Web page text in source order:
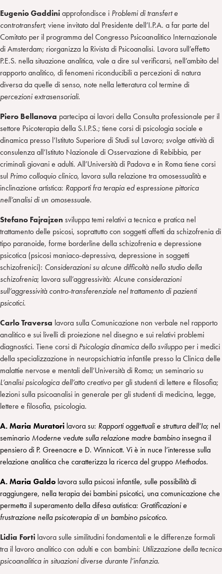
Eugenio Gaddini approfondisce i Problemi di transfert e
controtransfert; viene invitato dal Presidente dell’I.P.A. a far parte del
Comitato per il programma del Congresso Psicoanalitico Internazionale
di Amsterdam; riorganizza la Rivista di Psicoanalisi. Lavora sull’effetto
P.E.S. nella situazione analitica, vale a dire sul verificarsi, nell’ambito del
rapporto analitico, di fenomeni riconducibili a percezioni di natura
diversa da quelle di senso, note nella letteratura col termine di
percezioni extrasensoriali.
Piero Bellanova partecipa ai lavori della Consulta professionale per il
settore Psicoterapia della S.I.P.S.; tiene corsi di psicologia sociale e
dinamica presso l’Istituto Superiore di Studi sul Lavoro; svolge attività di
consulenza all’Istituto Nazionale di Osservazione di Rebibbia, per
criminali giovani e adulti. All’Università di Padova e in Roma tiene corsi
sul Primo colloquio clinico, lavora sulla relazione tra omosessualità e
inclinazione artistica: Rapporti fra terapia ed espressione pittorica
nell’analisi di un omosessuale.
Stefano Fajrajzen sviluppa temi relativi a tecnica e pratica nel
trattamento delle psicosi, soprattutto con soggetti affetti da schizofrenia di
tipo paranoide, forme borderline della schizofrenia e depressione
psicotica (psicosi maniaco-depressiva, depressione in soggetti
schizofrenici): Considerazioni su alcune difficoltà nello studio della
schizofrenia; lavora sull’aggressività: Alcune considerazioni
sull’aggressività contro-transferenziale nel trattamento di pazienti
psicotici.
Carlo Traversa lavora sulla Comunicazione non verbale nel rapporto
analitico e sui livelli di proiezione nel disegno e sui relativi problemi
diagnostici. Tiene corsi di Psicologia dinamica dello sviluppoper i medici
della specializzazione in neuropsichiatria infantile presso la Clinica delle
malattie nervose e mentali dell’Università di Roma; un seminario su
L’analisi psicologica dell’atto creativoper gli studenti di lettere e filosofia;
lezioni sulla psicoanalisi in generale per gli studenti di medicina, legge,
lettere e filosofia, psicologia.
A. Maria Muratori lavora su: Rapporti oggettuali e struttura dell’Io; nel
seminario Moderne vedute sulla relazione madre bambinoinsegna il
pensiero di P. Greenacre e D. Winnicott. Vi è in nuce l’interesse sulla
relazione analitica che caratterizza la ricerca del gruppo Methodos.
A. Maria Galdo lavora sulla psicosi infantile, sulle possibilità di
raggiungere, nella terapia dei bambini psicotici, una comunicazione che
permetta il superamento della difesa autistica: Gratificazioni e
frustrazione nella psicoterapia di un bambino psicotico.
Lidia Forti lavora sulle similitudini fondamentali e le differenze formali
tra il lavoro analitico con adulti e con bambini: Utilizzazione della tecnica
psicoanalitica in situazioni diverse durante l’infanzia.